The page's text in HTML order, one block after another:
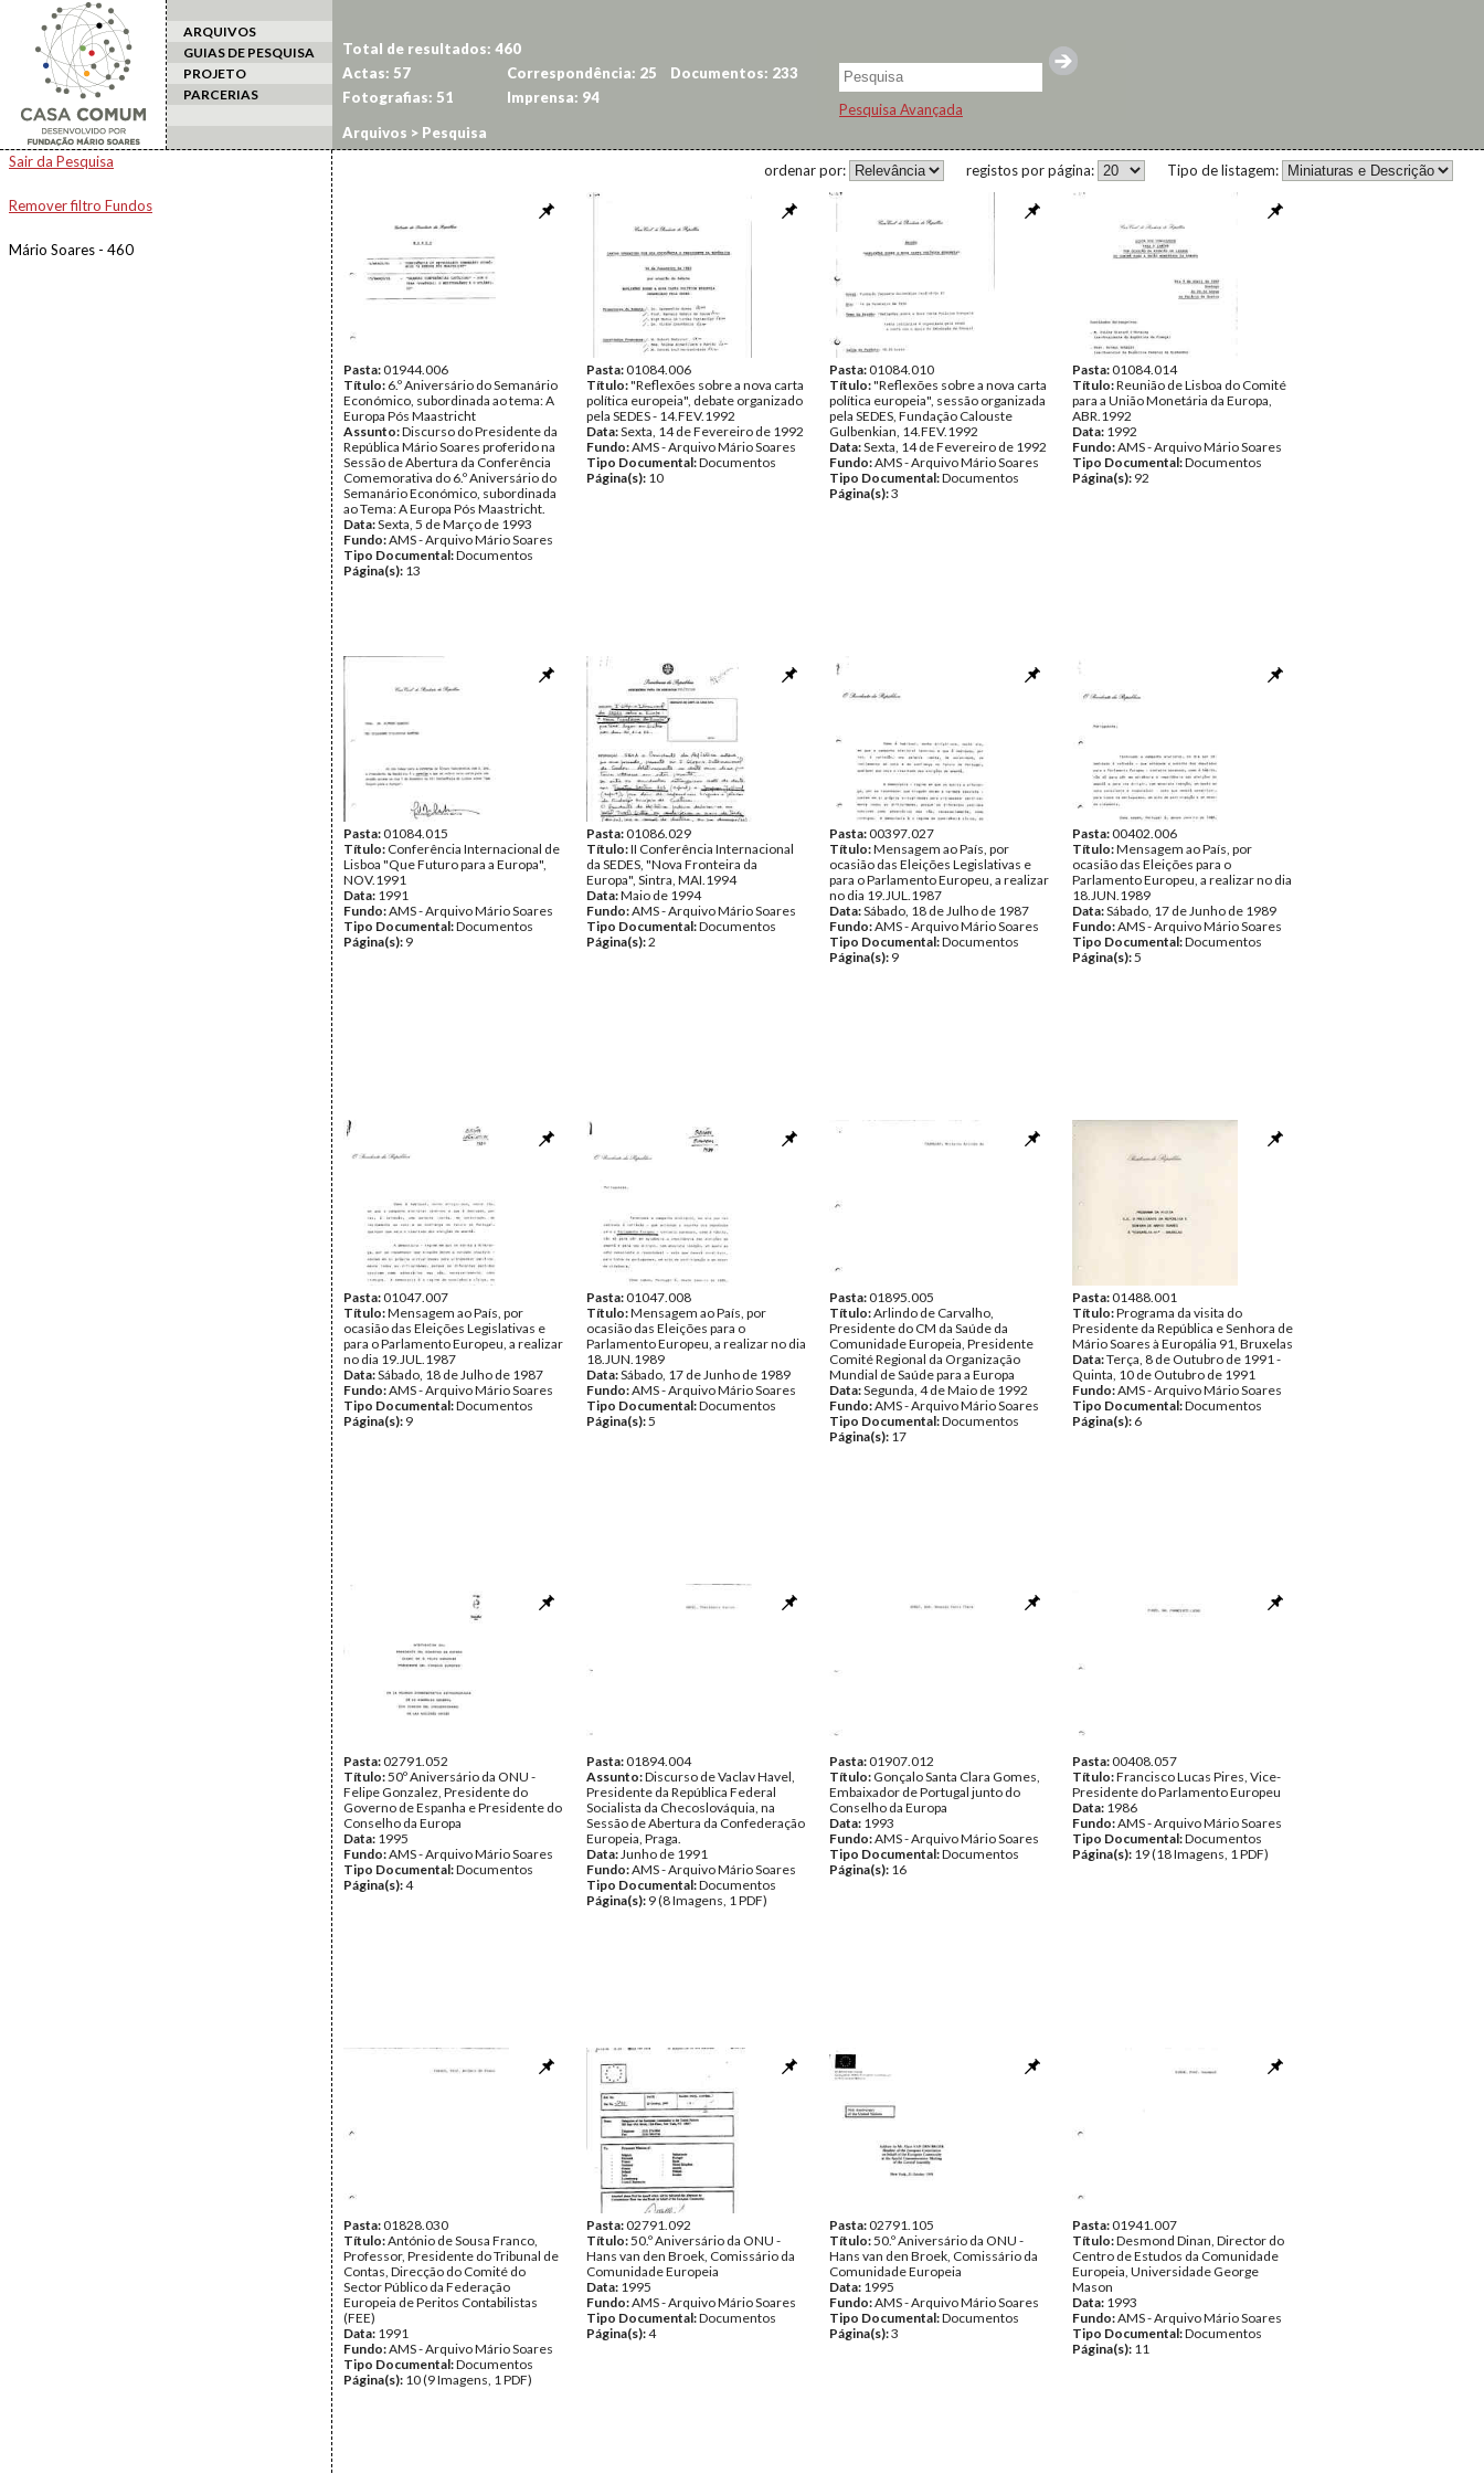
ARQUIVOS
GUIAS DE PESQUISA
PROJETO
PARCERIAS
Pesquisa Avançada
Arquivos > Pesquisa
Sair da Pesquisa
Remover filtro Fundos
Mário Soares - 460
Total de resultados: 460
Actas: 57
Correspondência: 25
Documentos: 233
Fotografias: 51
Imprensa: 94
Tipo de listagem:
registos por página:
ordenar por:
Pasta:01944.006
Título: 6.º Aniversário do Semanário
Económico, subordinada ao tema: A
Europa Pós Maastricht
Assunto:Discurso do Presidente da
República Mário Soares proferido na
Sessão de Abertura da Conferência
Comemorativa do 6.º Aniversário do
Semanário Económico, subordinada
ao Tema: A Europa Pós Maastricht.
Data:Sexta, 5 de Março de 1993
Fundo:AMS - Arquivo Mário Soares
Tipo Documental:Documentos
Página(s): 13
Pasta:01084.006
Título:"Reflexões sobre a nova carta
política europeia", debate organizado
pela SEDES - 14.FEV.1992
Data:Sexta, 14 de Fevereiro de 1992
Fundo:AMS - Arquivo Mário Soares
Tipo Documental:Documentos
Página(s): 10
Pasta:01084.010
Título:"Reflexões sobre a nova carta
política europeia", sessão organizada
pela SEDES, Fundação Calouste
Gulbenkian, 14.FEV.1992
Data:Sexta, 14 de Fevereiro de 1992
Fundo:AMS - Arquivo Mário Soares
Tipo Documental:Documentos
Página(s):3
Pasta:01084.014
Título:Reunião de Lisboa do Comité
para a União Monetária da Europa,
ABR.1992
Data: 1992
Fundo:AMS - Arquivo Mário Soares
Tipo Documental:Documentos
Página(s): 92
Pasta:01084.015
Título: Conferência Internacional de
Lisboa "Que Futuro para a Europa",
NOV.1991
Data: 1991
Fundo:AMS - Arquivo Mário Soares
Tipo Documental:Documentos
Página(s): 9
Pasta:01086.029
Título:II Conferência Internacional
da SEDES, "Nova Fronteira da
Europa", Sintra, MAI.1994
Data:Maio de 1994
Fundo:AMS - Arquivo Mário Soares
Tipo Documental:Documentos
Página(s):2
Pasta:00397.027
Título:Mensagem ao País, por
ocasião das Eleições Legislativas e
para o Parlamento Europeu, a realizar
no dia 19.JUL.1987
Data:Sábado, 18 de Julho de 1987
Fundo:AMS - Arquivo Mário Soares
Tipo Documental:Documentos
Página(s): 9
Pasta:00402.006
Título:Mensagem ao País, por
ocasião das Eleições para o
Parlamento Europeu, a realizar no dia
18.JUN.1989
Data:Sábado, 17 de Junho de 1989
Fundo:AMS - Arquivo Mário Soares
Tipo Documental:Documentos
Página(s):5
Pasta:01047.007
Título:Mensagem ao País, por
ocasião das Eleições Legislativas e
para o Parlamento Europeu, a realizar
no dia 19.JUL.1987
Data:Sábado, 18 de Julho de 1987
Fundo:AMS - Arquivo Mário Soares
Tipo Documental:Documentos
Página(s): 9
Pasta:01047.008
Título:Mensagem ao País, por
ocasião das Eleições para o
Parlamento Europeu, a realizar no dia
18.JUN.1989
Data:Sábado, 17 de Junho de 1989
Fundo:AMS - Arquivo Mário Soares
Tipo Documental:Documentos
Página(s):5
Pasta:01895.005
Título:Arlindo de Carvalho,
Presidente do CM da Saúde da
Comunidade Europeia, Presidente
Comité Regional da Organização
Mundial de Saúde para a Europa
Data:Segunda, 4 de Maio de 1992
Fundo:AMS - Arquivo Mário Soares
Tipo Documental:Documentos
Página(s): 17
Pasta:01488.001
Título:Programa da visita do
Presidente da República e Senhora de
Mário Soares à Europália 91, Bruxelas
Data:Terça, 8 de Outubro de 1991 -
Quinta, 10 de Outubro de 1991
Fundo:AMS - Arquivo Mário Soares
Tipo Documental:Documentos
Página(s): 6
Pasta:02791.052
Título:50º Aniversário da ONU -
Felipe Gonzalez, Presidente do
Governo de Espanha e Presidente do
Conselho da Europa
Data: 1995
Fundo:AMS - Arquivo Mário Soares
Tipo Documental:Documentos
Página(s):4
Pasta:01894.004
Assunto:Discurso de Vaclav Havel,
Presidente da República Federal
Socialista da Checoslováquia, na
Sessão de Abertura da Confederação
Europeia, Praga.
Data:Junho de 1991
Fundo:AMS - Arquivo Mário Soares
Tipo Documental:Documentos
Página(s): 9 (8 Imagens, 1 PDF)
Pasta:01907.012
Título: Gonçalo Santa Clara Gomes,
Embaixador de Portugal junto do
Conselho da Europa
Data: 1993
Fundo:AMS - Arquivo Mário Soares
Tipo Documental:Documentos
Página(s): 16
Pasta:00408.057
Título:Francisco Lucas Pires, Vice-
Presidente do Parlamento Europeu
Data: 1986
Fundo:AMS - Arquivo Mário Soares
Tipo Documental:Documentos
Página(s): 19 (18 Imagens, 1 PDF)
Pasta:01828.030
Título:António de Sousa Franco,
Professor, Presidente do Tribunal de
Contas, Direcção do Comité do
Sector Público da Federação
Europeia de Peritos Contabilistas
(FEE)
Data: 1991
Fundo:AMS - Arquivo Mário Soares
Tipo Documental:Documentos
Página(s): 10 (9 Imagens, 1 PDF)
Pasta:02791.092
Título:50.º Aniversário da ONU -
Hans van den Broek, Comissário da
Comunidade Europeia
Data: 1995
Fundo:AMS - Arquivo Mário Soares
Tipo Documental:Documentos
Página(s):4
Pasta:02791.105
Título:50.º Aniversário da ONU -
Hans van den Broek, Comissário da
Comunidade Europeia
Data: 1995
Fundo:AMS - Arquivo Mário Soares
Tipo Documental:Documentos
Página(s):3
Pasta:01941.007
Título:Desmond Dinan, Director do
Centro de Estudos da Comunidade
Europeia, Universidade George
Mason
Data: 1993
Fundo:AMS - Arquivo Mário Soares
Tipo Documental:Documentos
Página(s): 11